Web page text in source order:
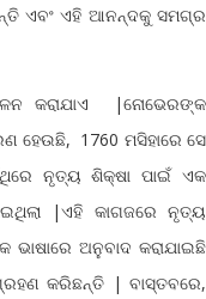
ଏବଂ ଏହି ଆନନ୍ଦକୁ ସମଗ୍ର
କରାଯାଏ
|ନୋଭେରଙ୍କ
ହେଉଛି, 1760 ମସିହାରେ ସେ
ନୃତ୍ୟ ଶିକ୍ଷା ପାଇଁ ଏକ
|ଏହି କାଗଜରେ ନୃତ୍ୟ
ଅନୁବାଦ କରାଯାଇଛି
କରିଛନ୍ତି | ବାସ୍ତବରେ,